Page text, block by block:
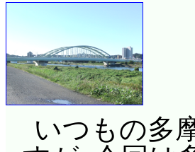
いつもの多